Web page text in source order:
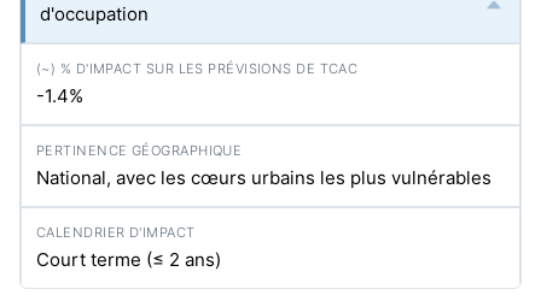
d'occupation
-1.4%
National, avec les cœurs urbains les plus vulnérables
Court terme (≤ 2 ans)